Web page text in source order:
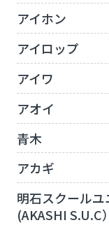
アイホン
アイロップ
アイワ
アオイ
青木
アカギ
明石スクール
(AKASHI S.U.C）